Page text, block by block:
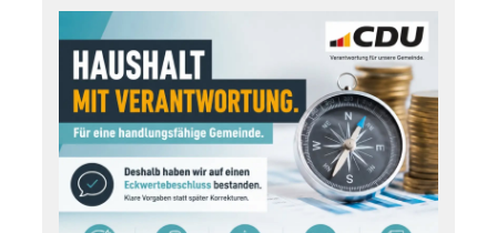
verbunden mit zwei weiteren Personalstellen.
Angesichts der angespannten Haushaltslage sind wir
der Meinung: verantwortungsvolle Politik sieht anders
aus. Denn: Jeder zusätzliche Euro für eine neue
freiwillige Leistung fehlt an anderer Stelle.
Wir stehen klar hinter einem vielfältigen Kulturangebot
in Steinhagen. Wir setzen auf das starke
ehrenamtliche Engagement mit der vorhandenen
hauptamtlichen Unterstützung im Rathaus. Wir setzen
auf die Bibliothek als einem Ort der kulturellen
Begegnung. Und wir setzen auf ein realistisches,
finanzierbares Budget für kulturelle Angebote.